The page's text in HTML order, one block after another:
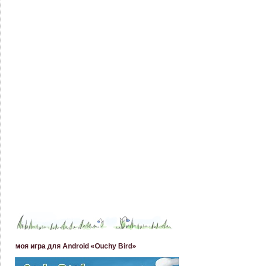
моя игра для Android «Ouchy Bird»